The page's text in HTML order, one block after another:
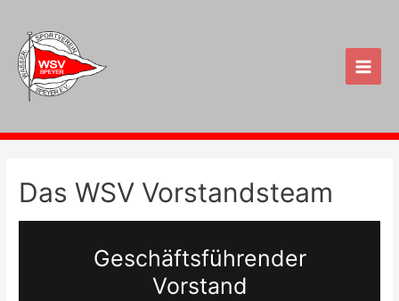
springen
Main
Das WSV Vorstandsteam
Geschäftsführender
Vorstand